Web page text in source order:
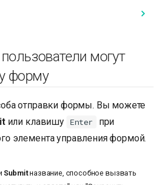
могут
форму
отправки формы. Вы можете
или клавишу Enter
при
элемента управления формой.
Submitназвание, способное вызвать